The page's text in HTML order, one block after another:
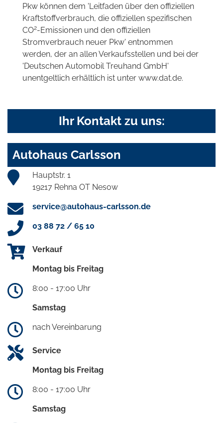
Pkw können dem 'Leitfaden über den offiziellen
Kraftstoffverbrauch, die offiziellen spezifischen
CO2-Emissionen und den offiziellen
Stromverbrauch neuer Pkw' entnommen
werden, der an allen Verkaufsstellen und bei der
'Deutschen Automobil Treuhand GmbH'
unentgeltlich erhältlich ist unter www.dat.de.
Ihr Kontakt zu uns:
Autohaus Carlsson
Hauptstr. 1
19217 Rehna OT Nesow
service@autohaus-carlsson.de
03 88 72 / 65 10
Verkauf
Montag bis Freitag
8:00 - 17:00 Uhr
Samstag
nach Vereinbarung
Service
Montag bis Freitag
8:00 - 17:00 Uhr
Samstag